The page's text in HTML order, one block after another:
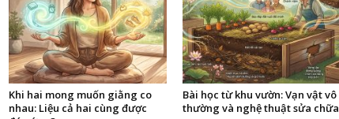
Khi hai mong muốn giằng co
nhau: Liệu cả hai cùng được
Bài học từ khu vườn: Vạn vật vô
thường và nghệ thuật sửa chữa